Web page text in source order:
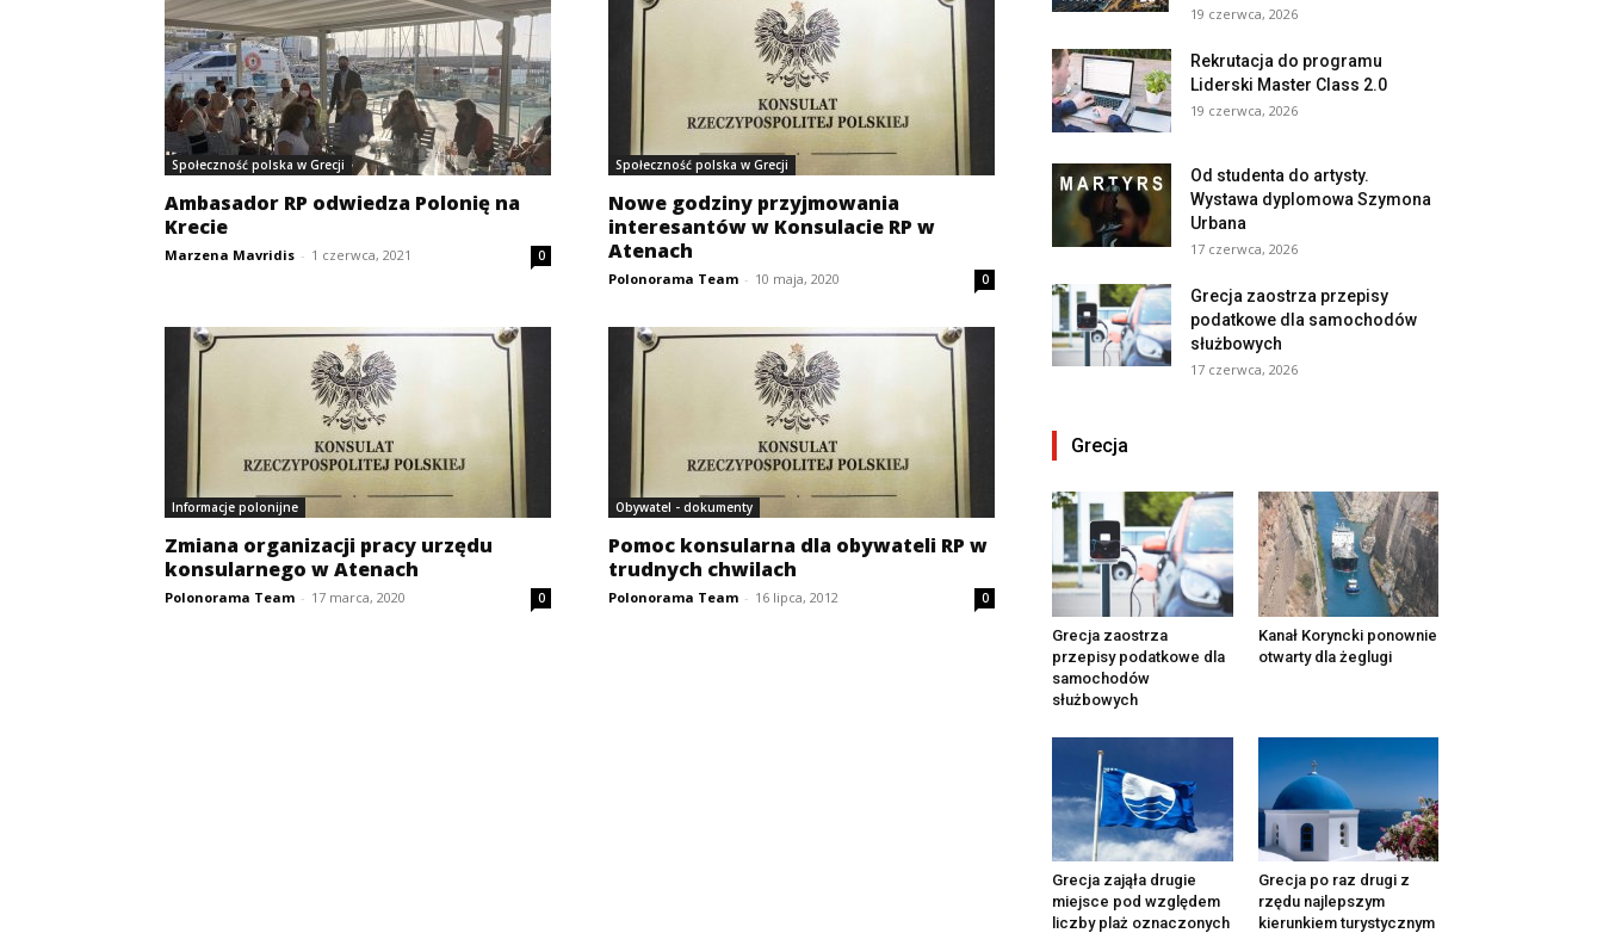
Społeczność polska w Grecji
Ambasador RP odwiedza Polonię na
Krecie
Marzena Mavridis - 1 czerwca, 2021 0
Społeczność polska w Grecji
Nowe godziny przyjmowania
interesantów w Konsulacie RP w
Atenach
Polonorama Team - 10 maja, 2020 0
Informacje polonijne
Zmiana organizacji pracy urzędu
konsularnego w Atenach
Polonorama Team - 17 marca, 2020 0
Obywatel - dokumenty
Pomoc konsularna dla obywateli RP w
trudnych chwilach
Polonorama Team - 16 lipca, 2012 0
19 czerwca, 2026
Rekrutacja do programu
Liderski Master Class 2.0
19 czerwca, 2026
Od studenta do artysty.
Wystawa dyplomowa Szymona
Urbana
17 czerwca, 2026
Grecja zaostrza przepisy
podatkowe dla samochodów
służbowych
17 czerwca, 2026
Grecja
Grecja zaostrza
przepisy podatkowe dla
samochodów
służbowych
Kanał Koryncki ponownie
otwarty dla żeglugi
Grecja zająła drugie
miejsce pod względem
liczby plaż oznaczonych
Grecja po raz drugi z
rzędu najlepszym
kierunkiem turystycznym